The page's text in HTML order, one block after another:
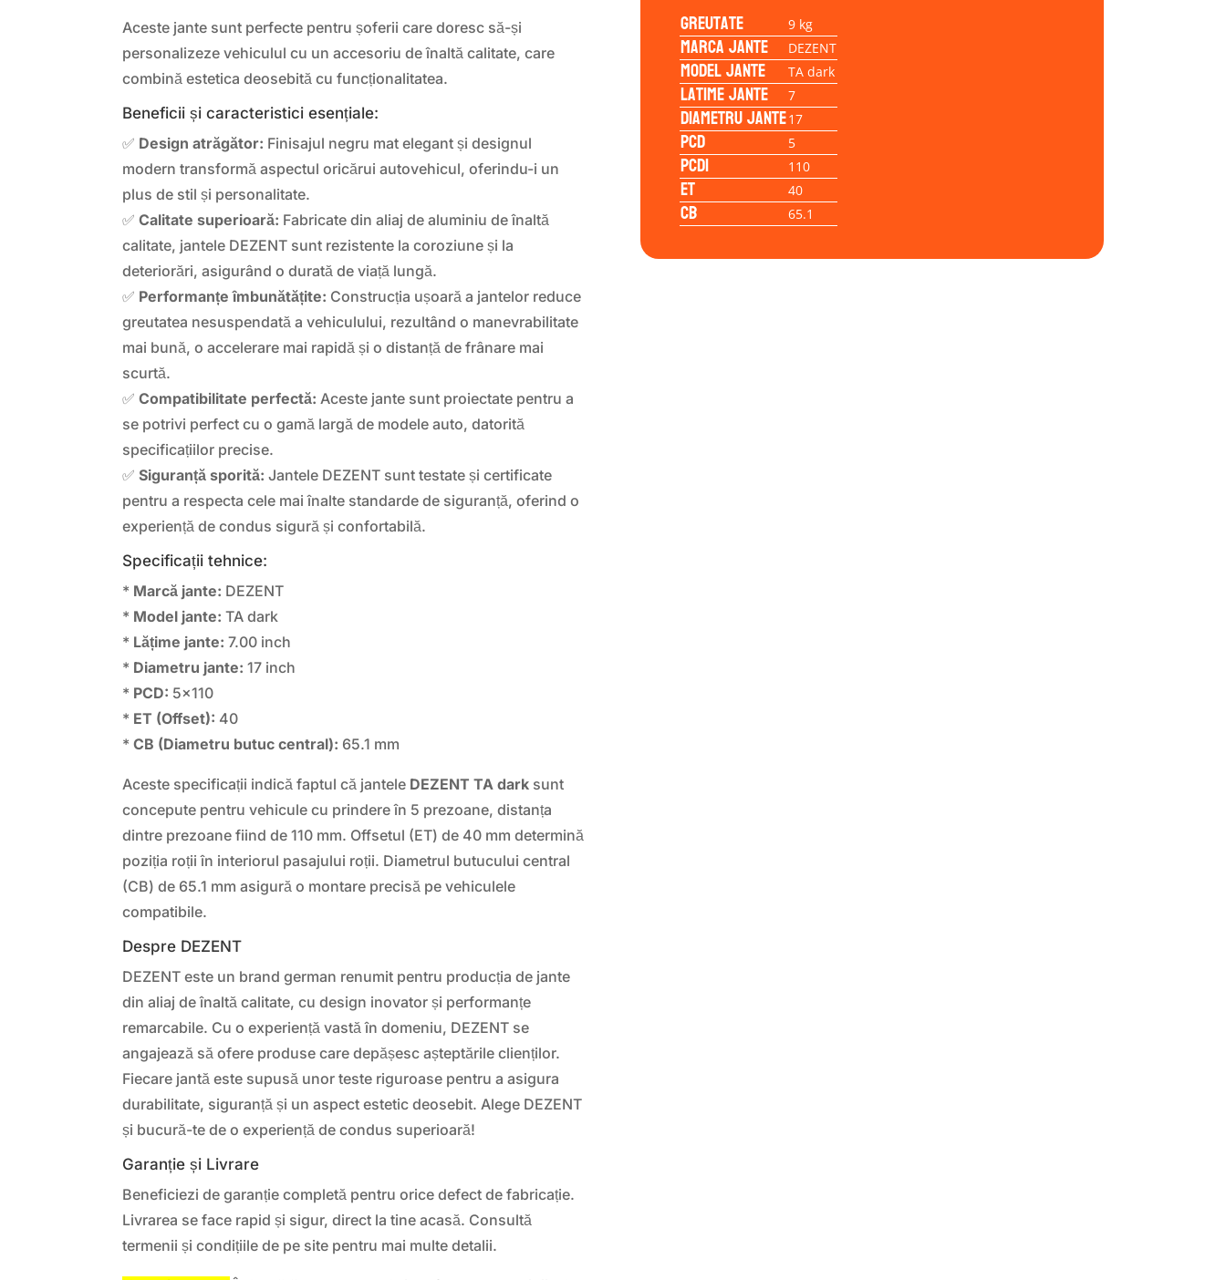
Aceste jante sunt perfecte pentru șoferii care doresc să-și
personalizeze vehiculul cu un accesoriu de înaltă calitate, care
combină estetica deosebită cu funcționalitatea.
Beneficii și caracteristici esențiale:
✅ Design atrăgător: Finisajul negru mat elegant și designul
modern transformă aspectul oricărui autovehicul, oferindu-i un
plus de stil și personalitate.
✅Calitate superioară: Fabricate din aliaj de aluminiu de înaltă
calitate, jantele DEZENT sunt rezistente la coroziune și la
deteriorări, asigurând o durată de viață lungă.
✅ Performanțe îmbunătățite: Construcția ușoară a jantelor reduce
greutatea nesuspendată a vehiculului, rezultând o manevrabilitate
mai bună, o accelerare mai rapidă și o distanță de frânare mai
scurtă.
✅Compatibilitate perfectă: Aceste jante sunt proiectate pentru a
se potrivi perfect cu o gamă largă de modele auto, datorită
specificațiilor precise.
✅Siguranță sporită: Jantele DEZENT sunt testate și certificate
pentru a respecta cele mai înalte standarde de siguranță, oferind o
experiență de condus sigură și confortabilă.
Specificații tehnice:
* Marcă jante: DEZENT
* Model jante: TA dark
* Lățime jante: 7.00 inch
* Diametru jante: 17 inch
* PCD: 5×110
* ET (Offset): 40
*CB (Diametru butuc central): 65.1 mm
Aceste specificații indică faptul că jantele DEZENT TA dark sunt
concepute pentru vehicule cu prindere în 5 prezoane, distanța
dintre prezoane fiind de 110 mm. Offsetul (ET) de 40 mm determină
poziția roții în interiorul pasajului roții. Diametrul butucului central
(CB) de 65.1 mm asigură o montare precisă pe vehiculele
compatibile.
Despre DEZENT
DEZENT este un brand german renumit pentru producția de jante
din aliaj de înaltă calitate, cu design inovator și performanțe
remarcabile. Cu o experiență vastă în domeniu, DEZENT se
angajează să ofere produse care depășesc așteptările clienților.
Fiecare jantă este supusă unor teste riguroase pentru a asigura
durabilitate, siguranță și un aspect estetic deosebit. Alege DEZENT
și bucură-te de o experiență de condus superioară!
Garanție și Livrare
Beneficiezi de garanție completă pentru orice defect de fabricație.
Livrarea se face rapid și sigur, direct la tine acasă. Consultă
termenii și condițiile de pe site pentru mai multe detalii.
Greutate 9 kg
Marca jante DEZENT
Model jante TA dark
Latime jante 7
Diametru jante17
PCD 5
PCD1 110
ET 40
CB 65.1